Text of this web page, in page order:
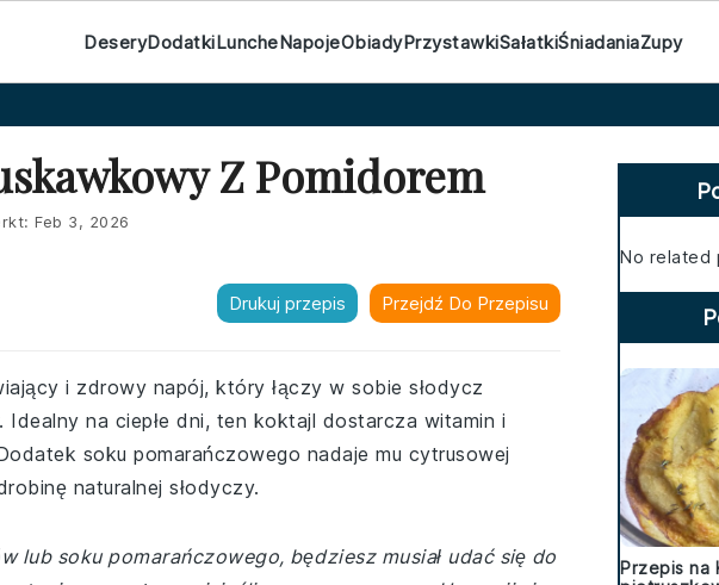
DeseryDodatkiLuncheNapojeObiadyPrzystawkiSałatkiŚniadaniaZupy
Z Pomidorem
Feb 3, 2026
Drukuj przepis Przejdź Do Przepisu
i zdrowy napój, który łączy w sobie słodycz
na ciepłe dni, ten koktajl dostarcza witamin i
soku pomarańczowego nadaje mu cytrusowej
naturalnej słodyczy.
lub soku pomarańczowego, będziesz musiał udać się do
Primary
Sidebar
No related
Przepis na